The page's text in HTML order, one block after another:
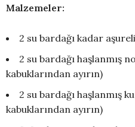
Malzemeler:
2 su bardağı kadar
2 su bardağı haşlanmış
kabuklarından ayırın)
2 su bardağı haşlanmış
kabuklarından ayırın)